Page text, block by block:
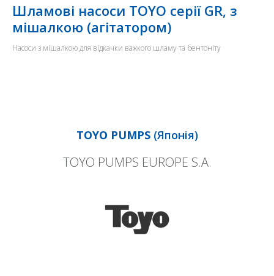
Шламові насоси TOYO серії GR, з
мішалкою (агітатором)
Насоси з мішалкою для відкачки важкого шламу та бентоніту
TOYO PUMPS(Японія)
TOYO PUMPS EUROPE S.A.